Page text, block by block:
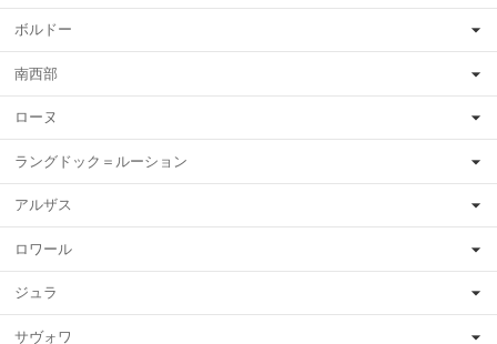
ボルドー
南西部
ローヌ
ラングドック＝ルーション
アルザス
ロワール
ジュラ
サヴォワ